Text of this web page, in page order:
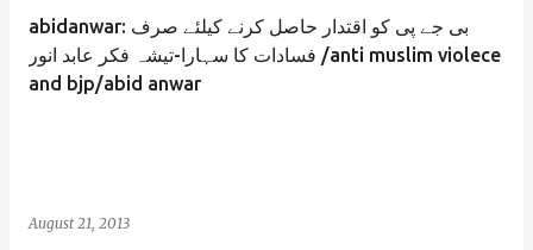
abidanwar: بی جے پی کو اقتدار حاصل کرنے کیلئے صرف
فسادات کا سہارا-تیشہ فکر عابد انور /anti muslim violece
and bjp/abid anwar
August 21, 2013